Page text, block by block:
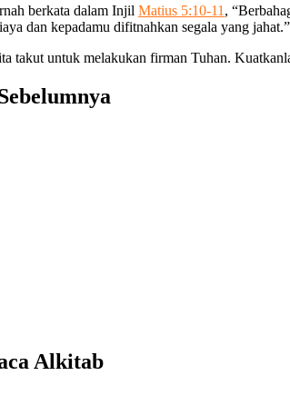
berkata dalam Injil Matius 5:10-11 ,
dan kepadamu difitnahkan segala yang jahat.”
takut untuk melakukan firman Tuhan.
Alkitab